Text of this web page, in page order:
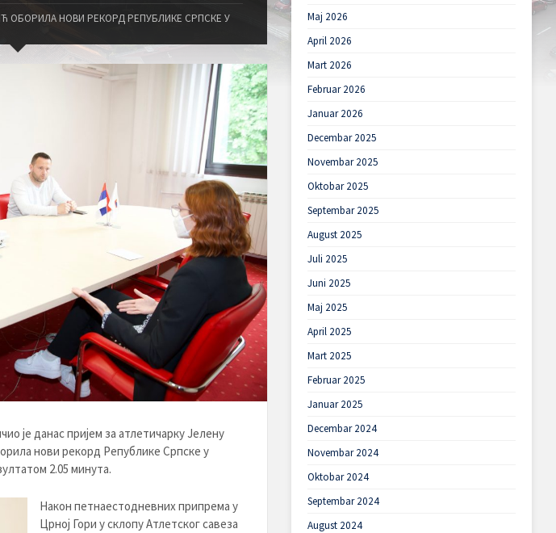
ОБОРИЛА НОВИ РЕКОРД РЕПУБЛИКЕ СРПСКЕ У
је данас пријем за атлетичарку Јелену
нови рекорд Републике Српске у
2.05 минута.
Након петнаестодневних припрема у
Црној Гори у склопу Атлетског савеза
Maj 2026
April 2026
Mart 2026
Februar 2026
Januar 2026
Decembar 2025
Novembar 2025
Oktobar 2025
Septembar 2025
August 2025
Juli 2025
Juni 2025
Maj 2025
April 2025
Mart 2025
Februar 2025
Januar 2025
Decembar 2024
Novembar 2024
Oktobar 2024
Septembar 2024
August 2024